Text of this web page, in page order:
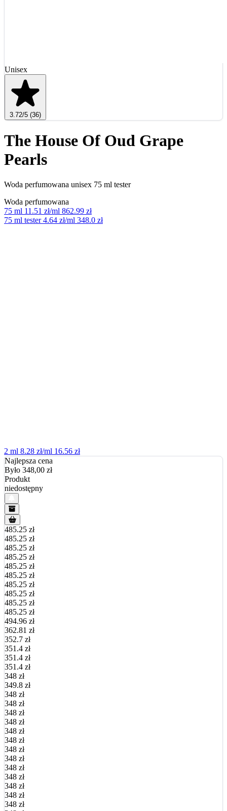
Unisex
3.72/5 (36)
The House Of Oud Grape
Pearls
Woda perfumowana unisex 75 ml tester
Woda perfumowana
75 ml 11.51 zł/ml 862.99 zł
75 ml tester 4.64 zł/ml 348.0 zł
2 ml 8.28 zł/ml 16.56 zł
Najlepsza cena
Było 348,00 zł
Produkt
niedostępny
485.25 zł
485.25 zł
485.25 zł
485.25 zł
485.25 zł
485.25 zł
485.25 zł
485.25 zł
485.25 zł
485.25 zł
494.96 zł
362.81 zł
352.7 zł
351.4 zł
351.4 zł
351.4 zł
348 zł
349.8 zł
348 zł
348 zł
348 zł
348 zł
348 zł
348 zł
348 zł
348 zł
348 zł
348 zł
348 zł
348 zł
348 zł